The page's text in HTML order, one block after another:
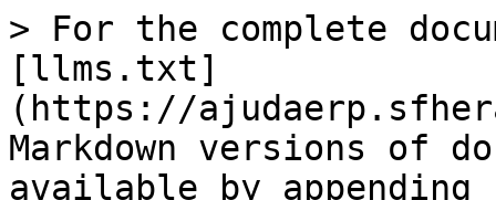
> For the complete
[llms.txt]
(https://
Markdown versions of
available by